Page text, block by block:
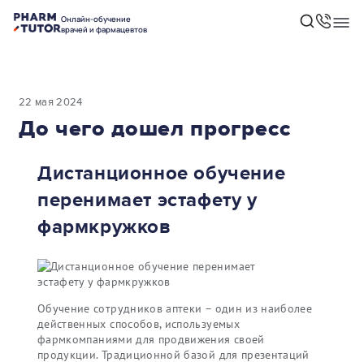
Онлайн-обучение
врачей и фармацевтов
22 мая 2024
До чего дошел прогресс
Дистанционное обучение
перенимает эстафету у
фармкружков
Обучение сотрудников аптеки – один из наиболее
действенных способов, используемых
фармкомпаниями для продвижения своей
продукции. Традиционной базой для презентаций